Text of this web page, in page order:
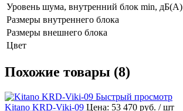
Уровень шума, внутренний блок min, дБ(А)
Размеры внутреннего блока
Размеры внешнего блока
Цвет
Похожие товары (8)
Быстрый просмотр
Kitano KRD-Viki-09 Цена: 53 470 руб. / шт